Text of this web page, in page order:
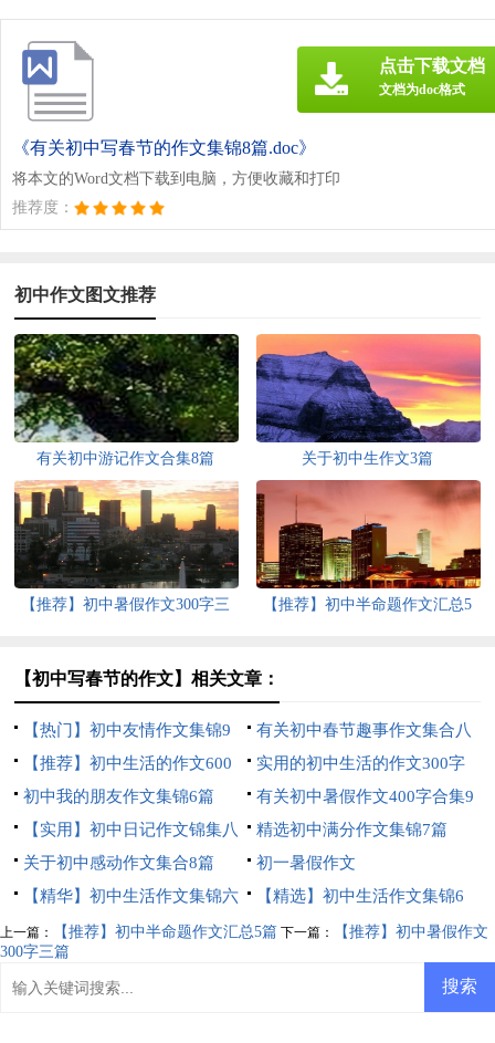
《有关初中写春节的作文集锦8篇.doc》
将本文的Word文档下载到电脑，方便收藏和打印
推荐度：
点击下载文档
文档为doc格式
初中作文图文推荐
有关初中游记作文合集8篇 关于初中生作文3篇
【推荐】初中暑假作文300字三
【推荐】初中半命题作文汇总5
【初中写春节的作文】相关文章：
【热门】初中友情作文集锦9
篇
有关初中春节趣事作文集合八
篇
【推荐】初中生活的作文600
字锦集七篇
实用的初中生活的作文300字
四篇
初中我的朋友作文集锦6篇
有关初中暑假作文400字合集9
篇
【实用】初中日记作文锦集八
篇
精选初中满分作文集锦7篇
关于初中感动作文集合8篇
初一暑假作文
【精华】初中生活作文集锦六
篇
【精选】初中生活作文集锦6
篇
上一篇： 【推荐】初中半命题作文汇总5篇 下一篇：
【推荐】初中暑假作文
300字三篇